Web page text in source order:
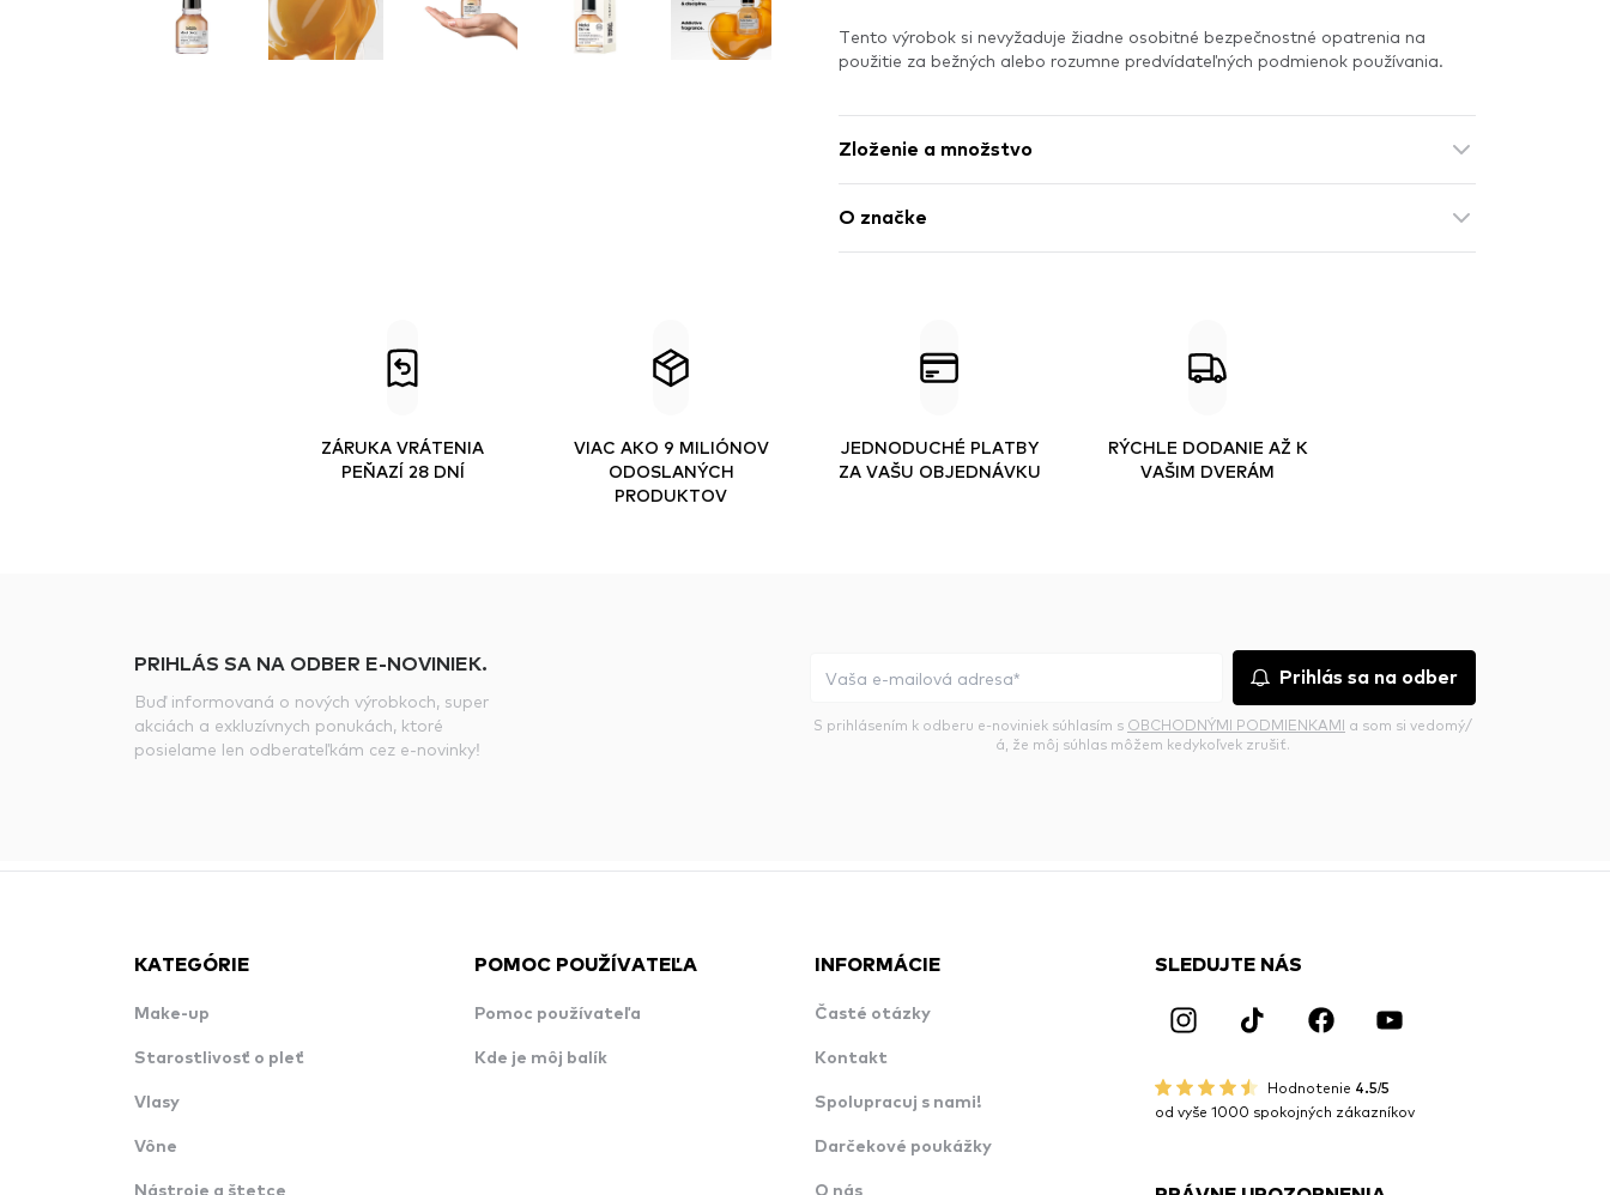
Tento výrobok si nevyžaduje žiadne osobitné bezpečnostné opatrenia na
použitie za bežných alebo rozumne predvídateľných podmienok používania.
Zloženie a množstvo
O značke
ZÁRUKA VRÁTENIA
PEŇAZÍ 28 DNÍ
VIAC AKO 9 MILIÓNOV
ODOSLANÝCH
PRODUKTOV
JEDNODUCHÉ PLATBY
ZA VAŠU OBJEDNÁVKU
RÝCHLE DODANIE AŽ K
VAŠIM DVERÁM
PRIHLÁS SA NA ODBER E-NOVINIEK.
Buď informovaná o nových výrobkoch, super
akciách a exkluzívnych ponukách, ktoré
posielame len odberateľkám cez e-novinky!
Prihlás sa na odber
S prihlásením k odberu e-noviniek súhlasím s OBCHODNÝMI PODMIENKAMI a som si vedomý/
á, že môj súhlas môžem kedykoľvek zrušiť.
KATEGÓRIE
Make-up
Starostlivosť o pleť
Vlasy
Vône
Nástroje a štetce
POMOC POUŽÍVATEĽA
Pomoc používateľa
Kde je môj balík
INFORMÁCIE
Časté otázky
Kontakt
Spolupracuj s nami!
Darčekové poukážky
O nás
SLEDUJTE NÁS
Hodnotenie 4.5/5
od vyše 1000 spokojných zákazníkov